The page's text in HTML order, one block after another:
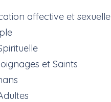
affective et sexuelle
et Saints